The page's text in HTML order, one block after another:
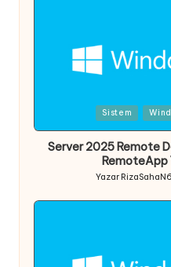
in
Sistem
Server 2025 Remote
RemoteApp
Yazar